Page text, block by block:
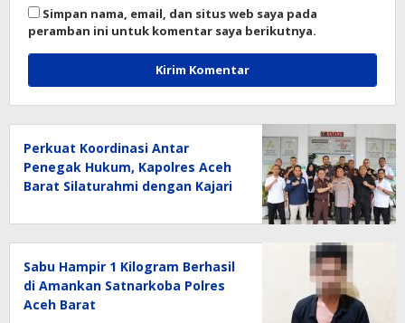
Simpan nama, email, dan situs web saya pada
peramban ini untuk komentar saya berikutnya.
Perkuat Koordinasi Antar
Penegak Hukum, Kapolres Aceh
Barat Silaturahmi dengan Kajari
Sabu Hampir 1 Kilogram Berhasil
di Amankan Satnarkoba Polres
Aceh Barat